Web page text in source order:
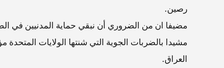
رصين.
مضيفا ان من الضروري أن نبقي حماية المدنيين في
مشيدا بالضربات الجوية التي شنتها الولايات
العراق.